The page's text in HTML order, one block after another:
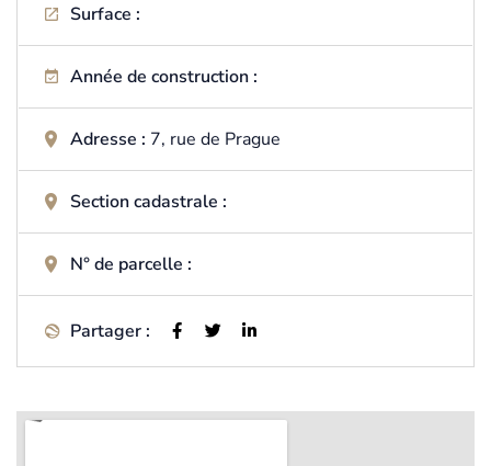
Surface :
Année de construction :
Adresse : 7, rue de Prague
Section cadastrale :
N° de parcelle :
Partager :